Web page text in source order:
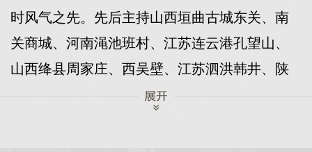
时风气之先。先后主持山西垣曲古城东关、南
关商城、河南渑池班村、江苏连云港孔望山、
山西绛县周家庄、西吴壁、江苏泗洪韩井、陕
西宝鸡吴山、河北康保兴隆等遗址田野考古工